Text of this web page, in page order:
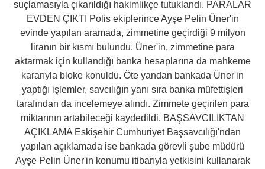
suçlamasıyla çıkarıldığı hakimlikçe tutuklandı. PARALAR
EVDEN ÇIKTI Polis ekiplerince Ayşe Pelin Üner'in
evinde yapılan aramada, zimmetine geçirdiği 9 milyon
liranın bir kısmı bulundu. Üner'in, zimmetine para
aktarmak için kullandığı banka hesaplarına da mahkeme
kararıyla bloke konuldu. Öte yandan bankada Üner'in
yaptığı işlemler, savcılığın yanı sıra banka müfettişleri
tarafından da incelemeye alındı. Zimmete geçirilen para
miktarının artabileceği kaydedildi. BAŞSAVCILIKTAN
AÇIKLAMA Eskişehir Cumhuriyet Başsavcılığı'ndan
yapılan açıklamada ise bankada görevli şube müdürü
Ayşe Pelin Üner'in konumu itibarıyla yetkisini kullanarak